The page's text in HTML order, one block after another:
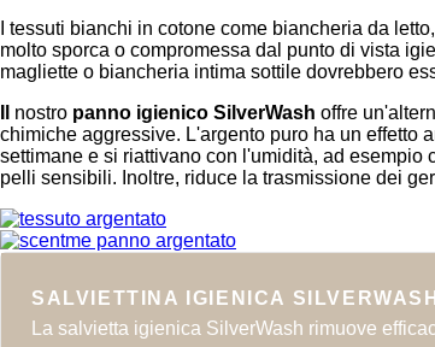
I tessuti bianchi in cotone come biancheria da
molto sporca o compromessa dal punto di vista
magliette o biancheria intima sottile dovrebbero
nostro panno igienico SilverWash offre
chimiche aggressive. L'argento puro ha un effetto
settimane e si riattivano con l'umidità, ad
pelli sensibili. Inoltre, riduce la trasmissione dei
SALVIETTINA IGIENICA SILVERWASH
La salvietta igienica SilverWash rimuove